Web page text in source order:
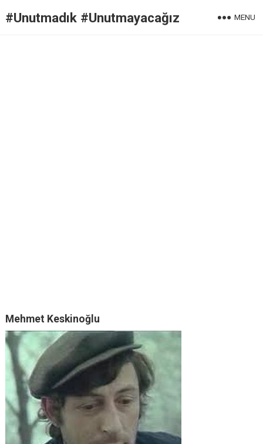
#Unutmadık #Unutmayacağız MENU
Mehmet Keskinoğlu